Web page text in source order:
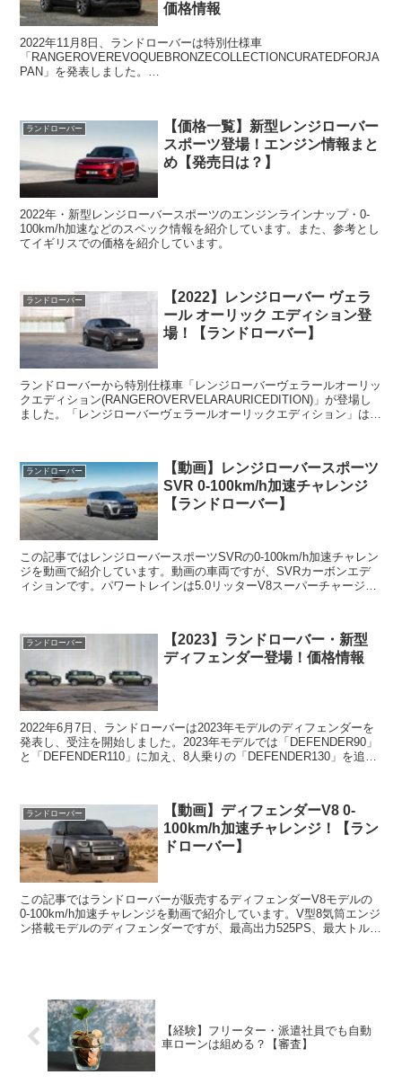
価格情報
2022年11月8日、ランドローバーは特別仕様車
「RANGEROVEREVOQUEBRONZECOLLECTIONCURATEDFORJA
PAN」を発表しました。
ランドローバー
【価格一覧】新型レンジローバー
スポーツ登場！エンジン情報まと
め【発売日は？】
2022年・新型レンジローバースポーツのエンジンラインナップ・0-
100km/h加速などのスペック情報を紹介しています。また、参考とし
てイギリスでの価格を紹介しています。
ランドローバー
【2022】レンジローバー ヴェラ
ール オーリック エディション登
場！【ランドローバー】
ランドローバーから特別仕様車「レンジローバーヴェラールオーリッ
クエディション(RANGEROVERVELARAURICEDITION)」が登場し
ました。「レンジローバーヴェラールオーリックエディション」はゴ
ランドローバー
【動画】レンジローバースポーツ
SVR 0-100km/h加速チャレンジ
【ランドローバー】
この記事ではレンジローバースポーツSVRの0-100km/h加速チャレン
ジを動画で紹介しています。動画の車両ですが、SVRカーボンエデ
ィションです。パワートレインは5.0リッターV8スーパーチャージド
ランドローバー
【2023】ランドローバー・新型
ディフェンダー登場！価格情報
2022年6月7日、ランドローバーは2023年モデルのディフェンダーを
発表し、受注を開始しました。2023年モデルでは「DEFENDER90」
と「DEFENDER110」に加え、8人乗りの「DEFENDER130」を追加
ランドローバー
【動画】ディフェンダーV8 0-
100km/h加速チャレンジ！【ラン
ドローバー】
この記事ではランドローバーが販売するディフェンダーV8モデルの
0-100km/h加速チャレンジを動画で紹介しています。V型8気筒エンジ
ン搭載モデルのディフェンダーですが、最高出力525PS、最大トルク
【経験】フリーター・派遣社員でも自動
車ローンは組める？【審査】